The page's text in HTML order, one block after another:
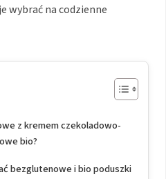
wybrać na codzienne
z kremem czekoladowo-
bio?
bezglutenowe i bio poduszki